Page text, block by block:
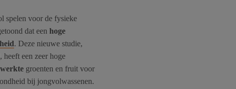
spelen voor de fysieke
dat een hoge
. Deze nieuwe studie,
een zeer hoge
groenten en fruit voor
bij jongvolwassenen.